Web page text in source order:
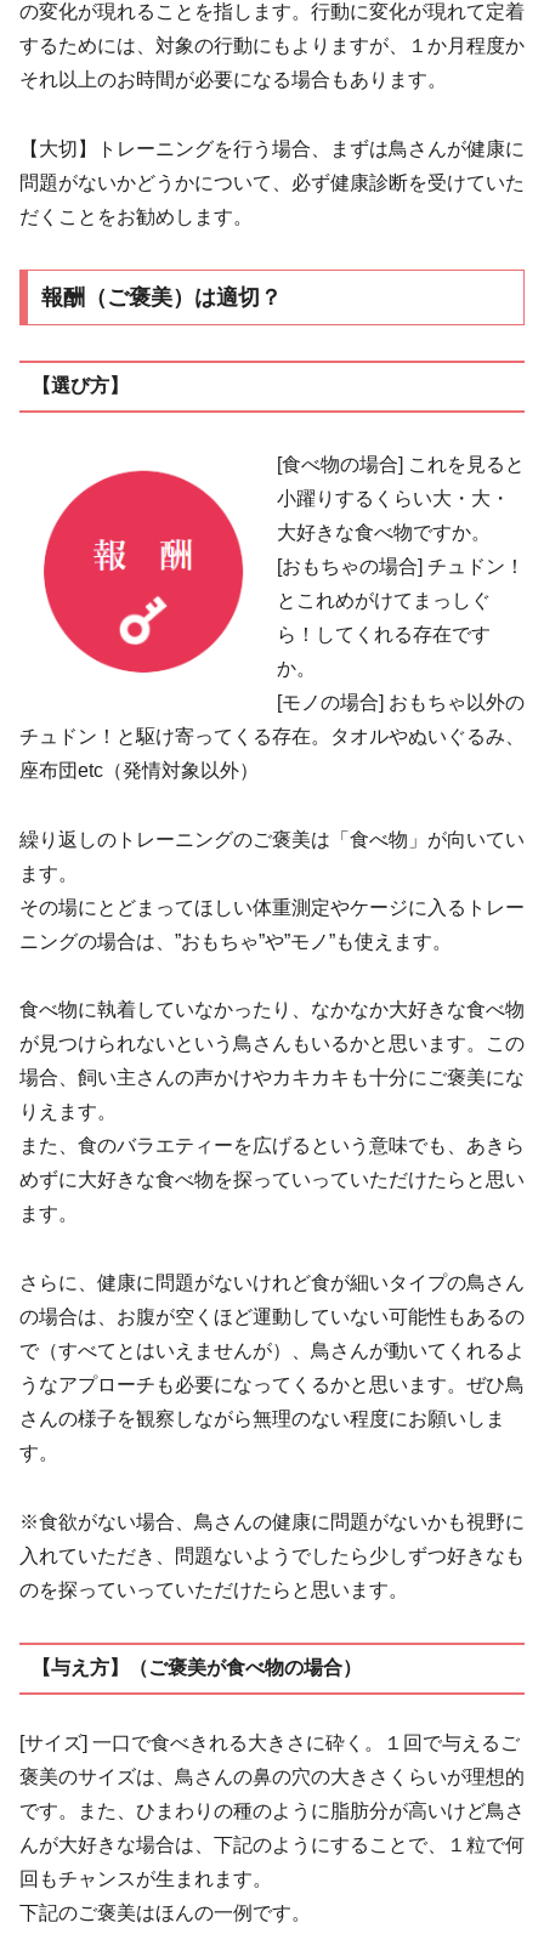
の変化が現れることを指します。行動に変化が現れて定着
するためには、対象の行動にもよりますが、１か月程度か
それ以上のお時間が必要になる場合もあります。
【大切】トレーニングを行う場合、まずは鳥さんが健康に
問題がないかどうかについて、必ず健康診断を受けていた
だくことをお勧めします。
報酬（ご褒美）は適切？
【選び方】
[食べ物の場合] これを見ると
小躍りするくらい​大・大・
大好きな食べ物ですか。
[おもちゃの場合] チュドン！
とこれめがけてまっしぐ
ら！してくれる存在です
か。
[モノの場合] おもちゃ以外の
チュドン！と駆け寄ってくる存在。タオルやぬいぐるみ、
座布団etc（発情対象以外）
繰り返しのトレーニングのご褒美は「食べ物」が向いてい
ます。
その場にとどまってほしい体重測定やケージに入る​トレー
ニングの場合は、”おもちゃ”や”モノ”も使えます。
食べ物に執着していなかったり、なかなか大好きな食べ物
が見つけられないという鳥さんもいるかと思います。この
場合、飼い主さんの声かけやカキカキも十分にご褒美にな
りえます。
また、食のバラエティーを広げるという意味でも、あきら
めずに大好きな食べ物を探っていっていただけたらと思い
ます。
さらに、健康に問題がないけれど食が細いタイプの鳥さん
の場合は、お腹が空くほど運動していない可能性もあるの
で（すべてとはいえませんが）、鳥さんが動いてくれるよ
うなアプローチも必要になってくるかと思います。ぜひ鳥
さんの様子を観察しながら無理のない程度にお願いしま
す。
※食欲がない場合、鳥さんの健康に問題がないかも視野に
入れていただき、問題ないようでしたら少しずつ好きなも
のを探っていっていただけたらと思います。
【与え方】（ご褒美が食べ物の場合）
[サイズ] 一口で食べきれる大きさに砕く。１回で与えるご
褒美のサイズは、鳥さんの鼻の穴の​大きさくらいが理想的
です。また、ひまわりの種のように脂肪分が高いけど鳥さ
んが大好きな場合は、下記のようにすることで、１粒で何
回もチャンスが生まれます。
下記のご褒美はほんの一例です。